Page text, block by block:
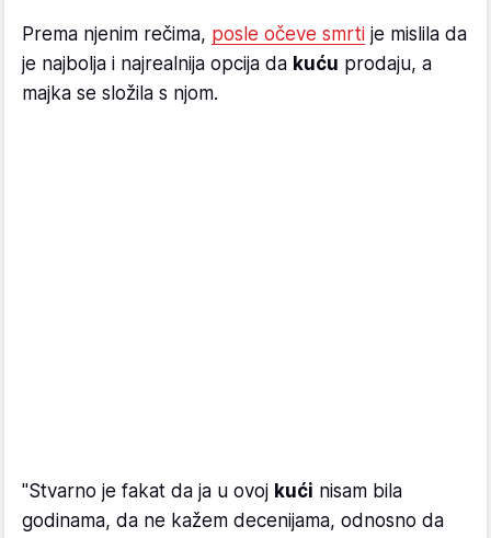
Prema njenim rečima, posle očeve smrti je mislila da
je najbolja i najrealnija opcija da kuću prodaju, a
majka se složila s njom.
"Stvarno je fakat da ja u ovoj kući nisam bila
godinama, da ne kažem decenijama, odnosno da